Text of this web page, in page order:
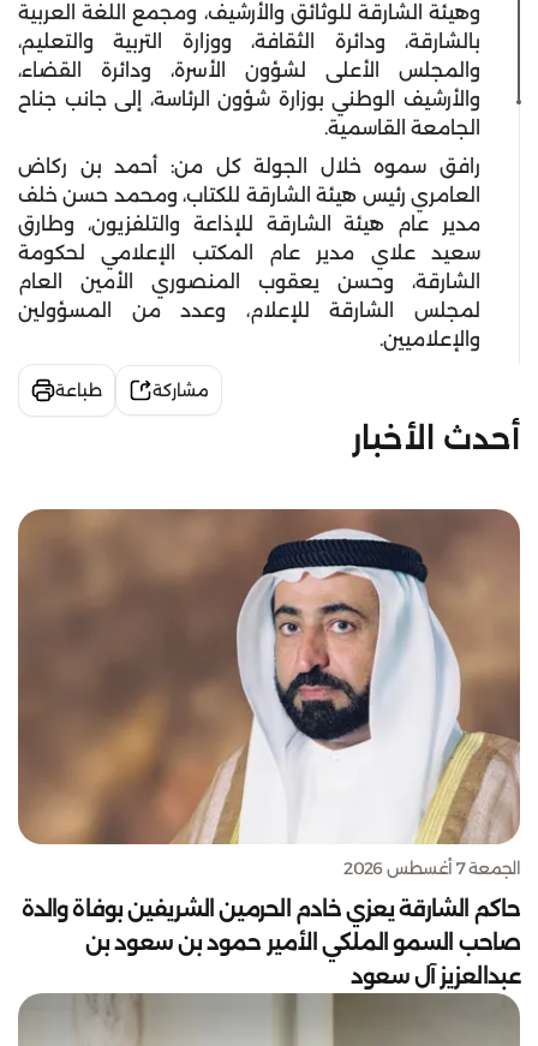
وهيئة الشارقة للوثائق والأرشيف، ومجمع اللغة العربية
بالشارقة، ودائرة الثقافة، ووزارة التربية والتعليم،
والمجلس الأعلى لشؤون الأسرة، ودائرة القضاء،
والأرشيف الوطني بوزارة شؤون الرئاسة، إلى جانب جناح
الجامعة القاسمية.
رافق سموه خلال الجولة كل من: أحمد بن ركاض
العامري رئيس هيئة الشارقة للكتاب، ومحمد حسن خلف
مدير عام هيئة الشارقة للإذاعة والتلفزيون، وطارق
سعيد علاي مدير عام المكتب الإعلامي لحكومة
الشارقة، وحسن يعقوب المنصوري الأمين العام
لمجلس الشارقة للإعلام، وعدد من المسؤولين
والإعلاميين.
مشاركة طباعة
أحدث الأخبار
الجمعة 7 أغسطس 2026
حاكم الشارقة يعزي خادم الحرمين الشريفين بوفاة والدة
صاحب السمو الملكي الأمير حمود بن سعود بن
عبدالعزيز آل سعود